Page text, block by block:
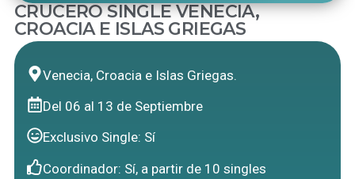
CRUCERO SINGLE VENECIA,
CROACIA E ISLAS GRIEGAS
Venecia, Croacia e Islas Griegas.
Del 06 al 13 de Septiembre
Exclusivo Single: Sí
Coordinador: Sí, a partir de 10 singles